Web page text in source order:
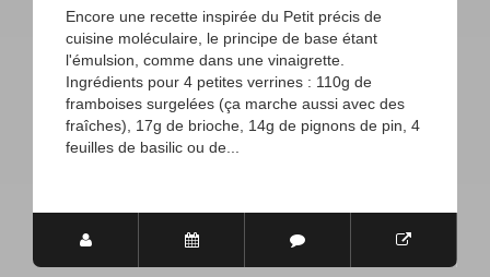
Encore une recette inspirée du Petit précis de
cuisine moléculaire, le principe de base étant
l'émulsion, comme dans une vinaigrette.
Ingrédients pour 4 petites verrines : 110g de
framboises surgelées (ça marche aussi avec des
fraîches), 17g de brioche, 14g de pignons de pin, 4
feuilles de basilic ou de...